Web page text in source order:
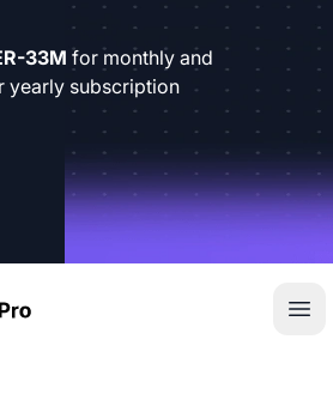
33M for monthly and
yearly subscription